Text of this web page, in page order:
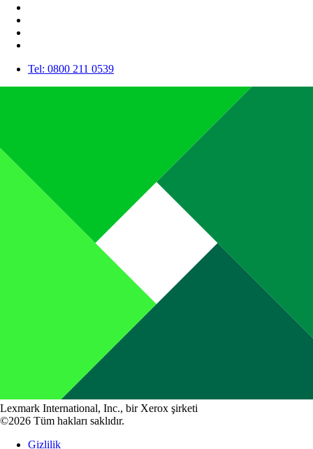
Tel: 0800 211 0539
Lexmark International, Inc., bir Xerox şirketi
©2026 Tüm hakları saklıdır.
Gizlilik